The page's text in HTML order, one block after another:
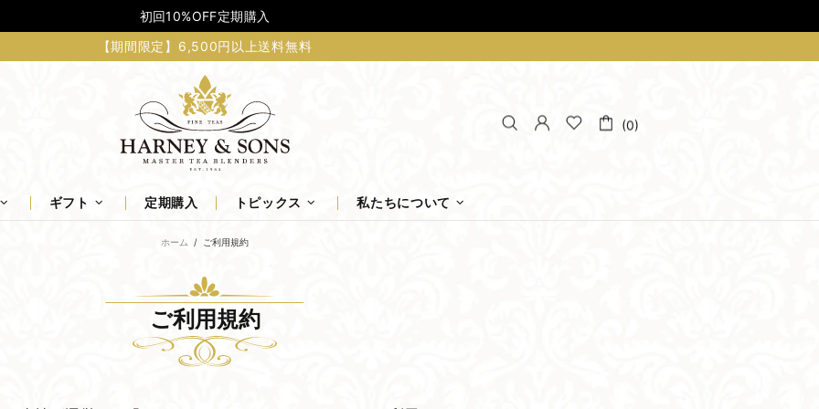
初回10%OFF定期購入
【期間限定】6,500円以上送料無料
(0)
ギフト 定期購入 トピックス 私たちについて
ホーム ご利用規約
ご利用規約